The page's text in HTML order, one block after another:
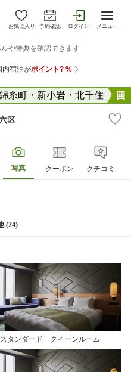
お気に入り 予約確認 ログイン メニュー
糸町・新小岩・北千住
区
写真 クーポン クチコミ
(24)
スタンダード クイーンルーム